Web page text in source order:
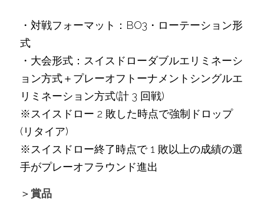
・対戦フォーマット：BO3・ローテーション形
式
・大会形式：スイスドローダブルエリミネーシ
ョン方式＋プレーオフトーナメントシングルエ
リミネーション方式(計 3 回戦)
※スイスドロー 2 敗した時点で強制ドロップ
(リタイア)
※スイスドロー終了時点で 1 敗以上の成績の選
手がプレーオフラウンド進出
＞ 賞品